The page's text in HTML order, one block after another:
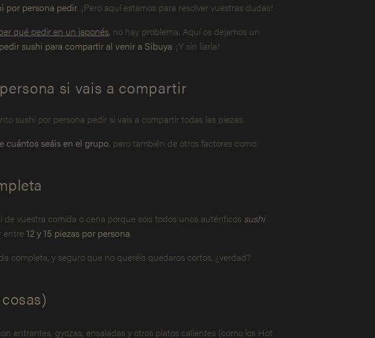
por persona pedir. ¡Pero aquí estamos para resolver vuestras dudas!
qué pedir en un japonés, no hay problema. Aquí os dejamos un
sushi para compartir al venir a Sibuya. ¡Y sin liarla!
si vais a compartir
sushi por persona pedir si vais a compartir todas las piezas.
cuántos seáis en el grupo, pero también de otros factores como:
vuestra comida o cena porque sois todos unos auténticos sushi
entre 12 y 15 piezas por persona.
completa, y seguro que no queréis quedaros cortos, ¿verdad?
entrantes, gyozas, ensaladas y otros platos calientes (como los Hot